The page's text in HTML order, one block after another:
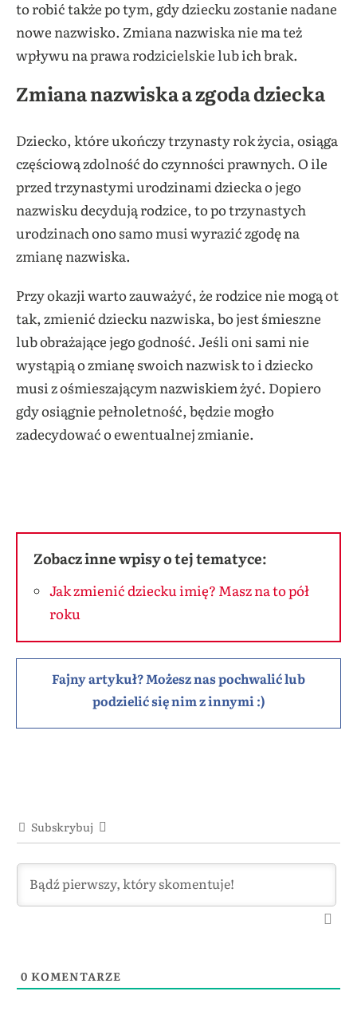
to robić także po tym, gdy dziecku zostanie nadane
nowe nazwisko. Zmiana nazwiska nie ma też
wpływu na prawa rodzicielskie lub ich brak.
Zmiana nazwiska a zgoda dziecka
Dziecko, które ukończy trzynasty rok życia, osiąga
częściową zdolność do czynności prawnych. O ile
przed trzynastymi urodzinami dziecka o jego
nazwisku decydują rodzice, to po trzynastych
urodzinach ono samo musi wyrazić zgodę na
zmianę nazwiska.
Przy okazji warto zauważyć, że rodzice nie mogą ot
tak, zmienić dziecku nazwiska, bo jest śmieszne
lub obrażające jego godność. Jeśli oni sami nie
wystąpią o zmianę swoich nazwisk to i dziecko
musi z ośmieszającym nazwiskiem żyć. Dopiero
gdy osiągnie pełnoletność, będzie mogło
zadecydować o ewentualnej zmianie.
Zobacz inne wpisy o tej tematyce:
Jak zmienić dziecku imię? Masz na to pół
roku
Fajny artykuł? Możesz nas pochwalić lub
podzielić się nim z innymi :)
Subskrybuj
0 KOMENTARZE